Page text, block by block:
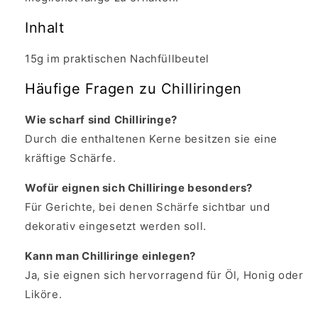
Inhalt
15g im praktischen Nachfüllbeutel
Häufige Fragen zu Chilliringen
Wie scharf sind Chilliringe?
Durch die enthaltenen Kerne besitzen sie eine
kräftige Schärfe.
Wofür eignen sich Chilliringe besonders?
Für Gerichte, bei denen Schärfe sichtbar und
dekorativ eingesetzt werden soll.
Kann man Chilliringe einlegen?
Ja, sie eignen sich hervorragend für Öl, Honig oder
Liköre.